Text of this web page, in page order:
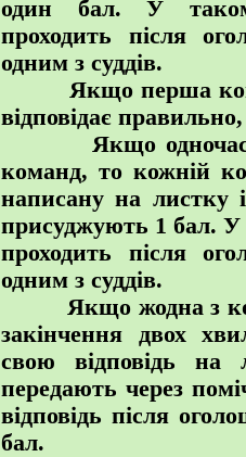
один бал. У
проходить після
одним з суддів.
Якщо перша
відповідає
Якщо одночасно
команд, то кожній
написану на листку
присуджують 1 бал. У
проходить після
одним з суддів.
Якщо жодна з
закінчення двох
свою відповідь на
передають через
відповідь після
бал.